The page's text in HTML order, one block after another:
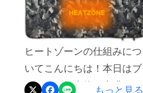
ヒートゾーンの仕組みにつ
いてこんにちは！本日はブ
ランケット本体に内臓され
もっと見る